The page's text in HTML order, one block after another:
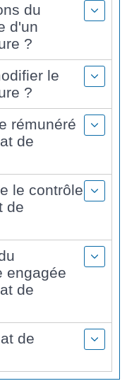
du
d'un
?
le
?
rémunéré
de
le contrôle
de
engagée
de
de